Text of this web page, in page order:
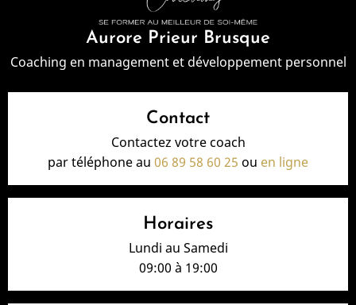
Aurore Prieur Brusque
Coaching en management et développement personnel
Contact
Contactez votre coach
par téléphone au 06 89 58 60 25 ou en ligne
Horaires
Lundi au Samedi
09:00 à 19:00